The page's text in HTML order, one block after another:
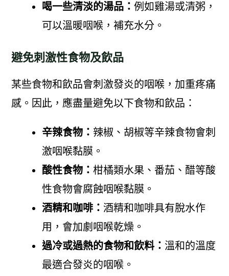
喝一些清淡的湯品： 例如雞湯或清粥，
可以溫暖咽喉，補充水分。
避免刺激性食物及飲品
某些食物和飲品會刺激發炎的咽喉，加重疼痛
感。因此，應盡量避免以下食物和飲品：
辛辣食物： 辣椒、胡椒等辛辣食物會刺
激咽喉黏膜。
酸性食物： 柑橘類水果、番茄、醋等酸
性食物會腐蝕咽喉黏膜。
酒精和咖啡： 酒精和咖啡具有脫水作
用，會加劇咽喉乾燥。
過冷或過熱的食物和飲料： 溫和的溫度
最適合發炎的咽喉。